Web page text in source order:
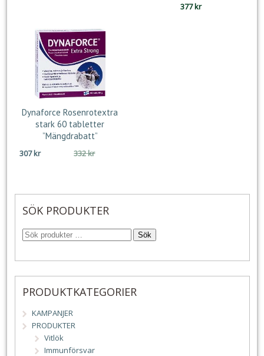
377kr
Dynaforce Rosenrotextra
stark 60 tabletter
”Mängdrabatt”
332krDet
307kr
Det
SÖK PRODUKTER
Sök
PRODUKTKATEGORIER
KAMPANJER
PRODUKTER
Vitlök
Immunförsvar